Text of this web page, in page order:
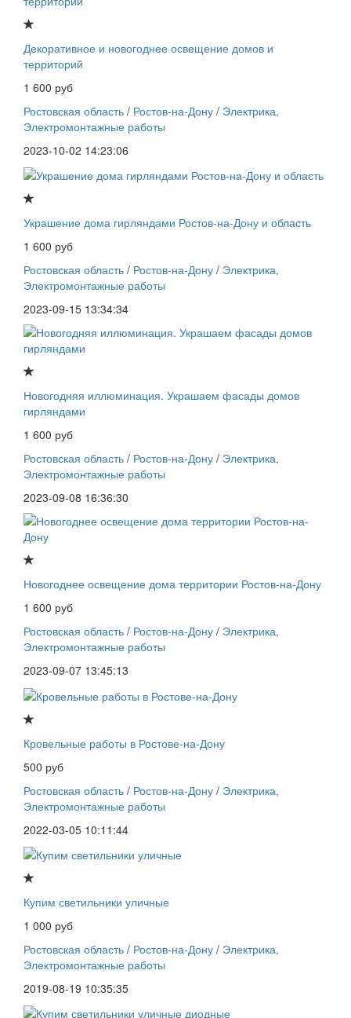
Декоративное и новогоднее освещение домов и
территорий
1 600 руб
Ростовская область / Ростов-на-Дону / Электрика,
Электромонтажные работы
2023-10-02 14:23:06
Украшение дома гирляндами Ростов-на-Дону и область
1 600 руб
Ростовская область / Ростов-на-Дону / Электрика,
Электромонтажные работы
2023-09-15 13:34:34
Новогодняя иллюминация. Украшаем фасады домов
гирляндами
1 600 руб
Ростовская область / Ростов-на-Дону / Электрика,
Электромонтажные работы
2023-09-08 16:36:30
Новогоднее освещение дома территории Ростов-на-Дону
1 600 руб
Ростовская область / Ростов-на-Дону / Электрика,
Электромонтажные работы
2023-09-07 13:45:13
Кровельные работы в Ростове-на-Дону
500 руб
Ростовская область / Ростов-на-Дону / Электрика,
Электромонтажные работы
2022-03-05 10:11:44
Купим светильники уличные
1 000 руб
Ростовская область / Ростов-на-Дону / Электрика,
Электромонтажные работы
2019-08-19 10:35:35